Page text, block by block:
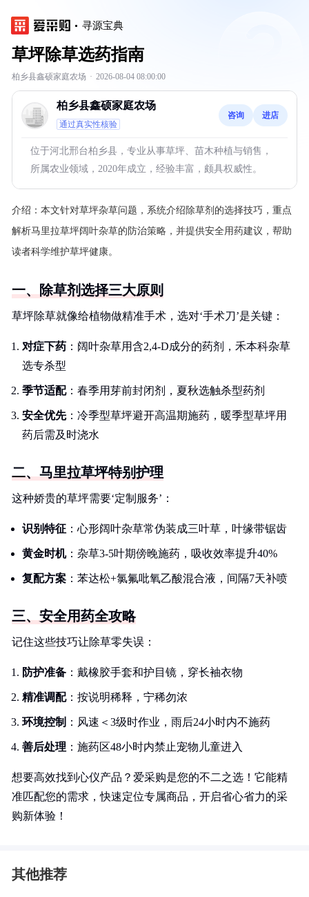
寻源宝典
草坪除草选药指南
柏乡县鑫硕家庭农场 · 2026-08-04 08:00:00
柏乡县鑫硕家庭农场
通过真实性核验
咨询 进店
位于河北邢台柏乡县，专业从事草坪、苗木种植与销售，
所属农业领域，2020年成立，经验丰富，颇具权威性。
介绍： 本文针对草坪杂草问题，系统介绍除草剂的选择技巧，重点
解析马里拉草坪阔叶杂草的防治策略，并提供安全用药建议，帮助
读者科学维护草坪健康。
一、除草剂选择三大原则
草坪除草就像给植物做精准手术，选对‘手术刀’是关键：
对症下药 ：阔叶杂草用含2,4-D成分的药剂，禾本科杂草
选专杀型
季节适配：春季用芽前封闭剂，夏秋选触杀型药剂
安全优先：冷季型草坪避开高温期施药，暖季型草坪用
药后需及时浇水
二、马里拉草坪特别护理
这种娇贵的草坪需要‘定制服务’：
识别特征 ：心形阔叶杂草常伪装成三叶草，叶缘带锯齿
黄金时机：杂草3-5叶期傍晚施药，吸收效率提升40%
复配方案 ：苯达松+氯氟吡氧乙酸混合液，间隔7天补喷
三、安全用药全攻略
记住这些技巧让除草零失误：
防护准备 ：戴橡胶手套和护目镜，穿长袖衣物
精准调配：按说明稀释，宁稀勿浓
环境控制 ：风速＜3级时作业，雨后24小时内不施药
善后处理 ：施药区48小时内禁止宠物儿童进入
想要高效找到心仪产品？爱采购是您的不二之选！它能精
准匹配您的需求，快速定位专属商品，开启省心省力的采
购新体验！
其他推荐